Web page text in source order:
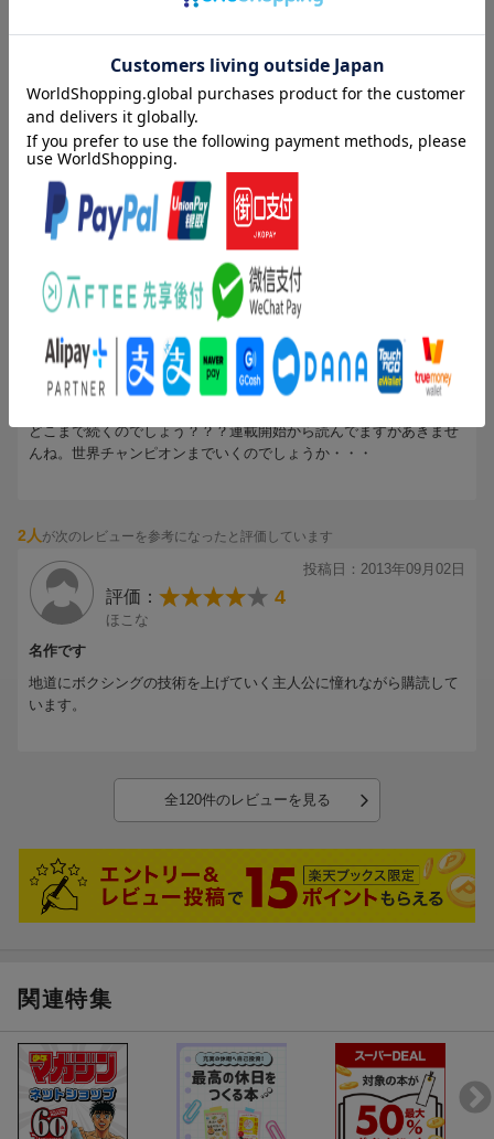
が次のレビューを参考になったと評価しています
評価： 5
mikan007370
(無題)
本は良かったです。お勧めです。次も購入します。
が、楽天ブックスの対応がひどいです。届くまで非常に時間が掛か
りました。
皆さん書いていますが、私も本当にひどい目に合いました。
配送がものすごく遅れ、３回くらい問い合わせ（１週間くらい待ち
ました）ても何の返事も来ず。。。。消費者センターに問い合わせ
て、詐欺行為で告発するといった問い合わせを書いたら、１時間で
返答がきました。
ャンセルに対する問い合わせは、無視されていたんだと思いまし
また、こちらの問い合わせ（キャンペーン対象外となり、ポイント
じられません。
大体、発売前の本が品切れで強制キャンセルされたのですが、こん
しが全くできていない。その在庫をキャンセルせずにこちらに回し
で、未だにALL5の評価をつけているユーザーがいますが、やらせで
はないかと疑ってしまいます。
今回から、箱つめの場合、粘着ゴムみたいなのを、箱の底に貼り付
けて、改善？しているみたいですが、逆効果です。
本を置いてしまい、大変な目に合いました。
また、メール便の場合、梱包なしになりましたので、本が折れてい
ても、未開封とならず、どう対応するんでしょうか？
（知ってる人教えてください）
もっと見る
が次のレビューを参考になったと評価しています
評価： 5
唯一無二の粋なもの
95巻ですか！
どこまで続くのでしょう？？？連載開始から読んでますがあきませ
んね。世界チャンピオンまでいくのでしょうか・・・
2人 が次のレビューを参考になったと評価しています
投稿日：2013年09月02日
評価： 4
ほこな
名作です
地道にボクシングの技術を上げていく主人公に憧れながら購読して
います。
全120件のレビューを見る
関連特集